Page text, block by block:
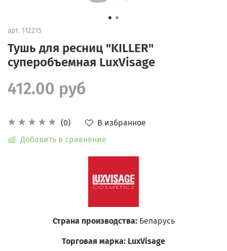
арт. 112215
Тушь для ресниц "KILLER"
суперобъемная LuxVisage
(0)
В избранное
Добавить в сравнение
412.00 руб
Страна производства: Беларусь
Торговая марка: LuxVisage